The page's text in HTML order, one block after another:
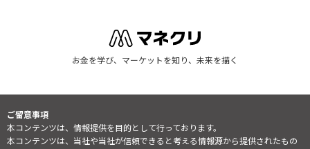
お金を学び、マーケットを知り、未来を描く
ご留意事項
本コンテンツは、情報提供を目的として行っております。
本コンテンツは、当社や当社が信頼できると考える情報源から提供されたもの